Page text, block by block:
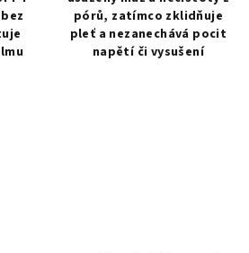
pórů, zatímco zklidňuje
pleť a nezanechává pocit
napětí či vysušení